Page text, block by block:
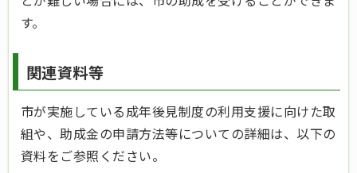
す。
関連資料等
市が実施している成年後見制度の利用支援に向けた取
組や、助成金の申請方法等についての詳細は、以下の
資料をご参照ください。